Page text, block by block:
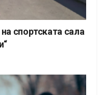
спортската сала